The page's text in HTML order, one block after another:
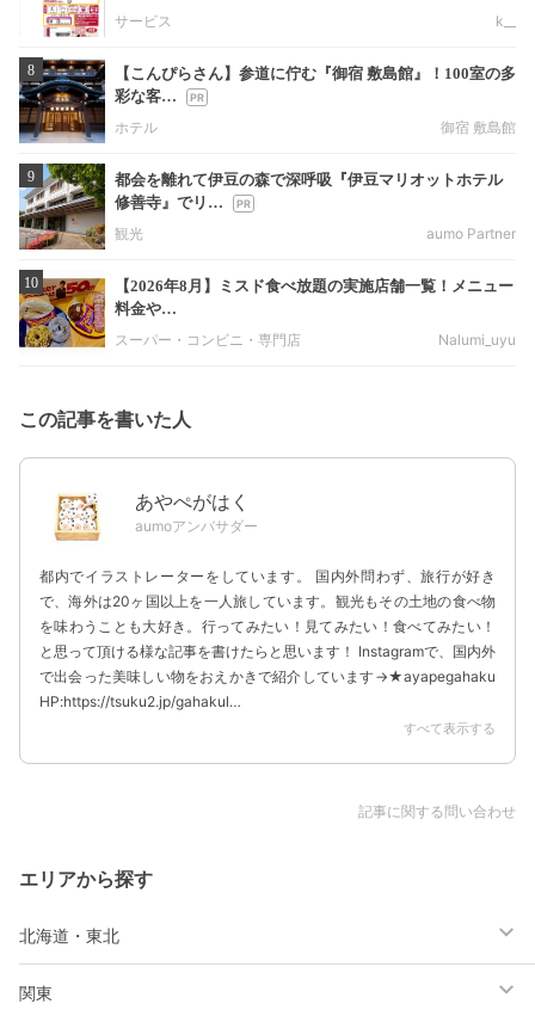
サービス
k__
8
【こんぴらさん】参道に佇む『御宿 敷島館』！100室の多
彩な客…
ホテル
御宿 敷島館
9
都会を離れて伊豆の森で深呼吸『伊豆マリオットホテル
修善寺』でリ…
観光
aumo Partner
10
【2026年8月】ミスド食べ放題の実施店舗一覧！メニュー
料金や…
スーパー・コンビニ・専門店
Nalumi_uyu
この記事を書いた人
あやぺがはく
aumoアンバサダー
都内でイラストレーターをしています。 国内外問わず、旅行が好き
で、海外は20ヶ国以上を一人旅しています。観光もその土地の食べ物
を味わうことも大好き。行ってみたい！見てみたい！食べてみたい！
と思って頂ける様な記事を書けたらと思います！ Instagramで、国内外
で出会った美味しい物をおえかきで紹介しています→★ayapegahaku
HP:https://tsuku2.jp/gahakul…
すべて表示する
記事に関する問い合わせ
エリアから探す
北海道・東北
関東